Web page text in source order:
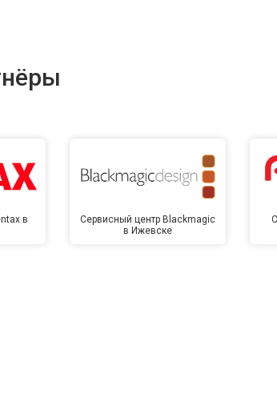
в
Сервисный центр Blackmagic
в Ижевске